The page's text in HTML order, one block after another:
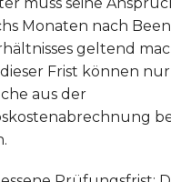
Monaten nach
geltend
Frist können
aus der